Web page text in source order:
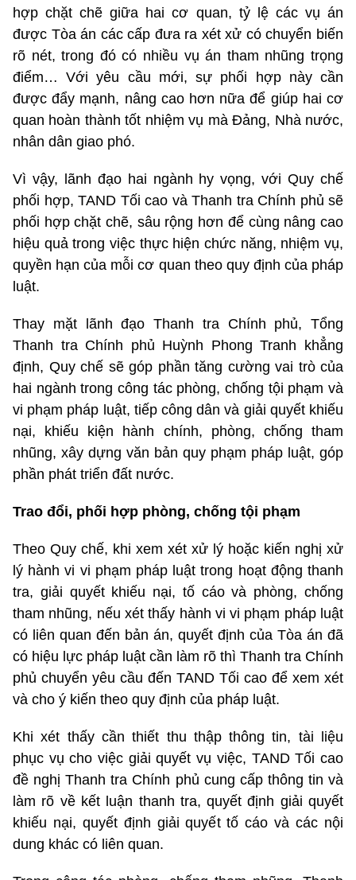
hợp chặt chẽ giữa hai cơ quan, tỷ lệ các vụ án
được Tòa án các cấp đưa ra xét xử có chuyển biến
rõ nét, trong đó có nhiều vụ án tham nhũng trọng
điểm… Với yêu cầu mới, sự phối hợp này cần
được đẩy mạnh, nâng cao hơn nữa để giúp hai cơ
quan hoàn thành tốt nhiệm vụ mà Đảng, Nhà nước,
nhân dân giao phó.
Vì vậy, lãnh đạo hai ngành hy vọng, với Quy chế
phối hợp, TAND Tối cao và Thanh tra Chính phủ sẽ
phối hợp chặt chẽ, sâu rộng hơn để cùng nâng cao
hiệu quả trong việc thực hiện chức năng, nhiệm vụ,
quyền hạn của mỗi cơ quan theo quy định của pháp
luật.
Thay mặt lãnh đạo Thanh tra Chính phủ, Tổng
Thanh tra Chính phủ Huỳnh Phong Tranh khẳng
định, Quy chế sẽ góp phần tăng cường vai trò của
hai ngành trong công tác phòng, chống tội phạm và
vi phạm pháp luật, tiếp công dân và giải quyết khiếu
nại, khiếu kiện hành chính, phòng, chống tham
nhũng, xây dựng văn bản quy phạm pháp luật, góp
phần phát triển đất nước.
Trao đổi, phối hợp phòng, chống tội phạm
Theo Quy chế, khi xem xét xử lý hoặc kiến nghị xử
lý hành vi vi phạm pháp luật trong hoạt động thanh
tra, giải quyết khiếu nại, tố cáo và phòng, chống
tham nhũng, nếu xét thấy hành vi vi phạm pháp luật
có liên quan đến bản án, quyết định của Tòa án đã
có hiệu lực pháp luật cần làm rõ thì Thanh tra Chính
phủ chuyển yêu cầu đến TAND Tối cao để xem xét
và cho ý kiến theo quy định của pháp luật.
Khi xét thấy cần thiết thu thập thông tin, tài liệu
phục vụ cho việc giải quyết vụ việc, TAND Tối cao
đề nghị Thanh tra Chính phủ cung cấp thông tin và
làm rõ về kết luận thanh tra, quyết định giải quyết
khiếu nại, quyết định giải quyết tố cáo và các nội
dung khác có liên quan.